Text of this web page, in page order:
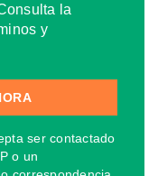
la
y
ser contactado
o un